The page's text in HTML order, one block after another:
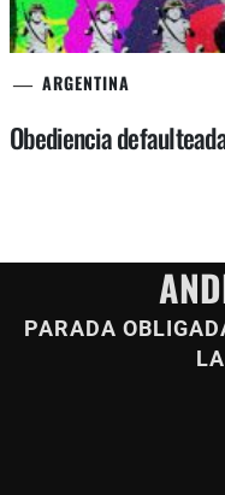
ARGENTINA
Obediencia
PARADA